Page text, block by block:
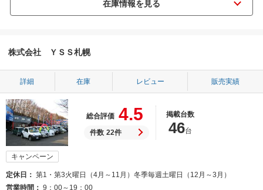
株式会社 ＹＳＳ札幌
詳細 在庫 レビュー 販売実績
総合評価 4.5
件数 22件
掲載台数
46台
キャンペーン
定休日
第1・第3火曜日（4月～11月）冬季毎週土曜日（12月～3月）
営業時間
9：00～19：00